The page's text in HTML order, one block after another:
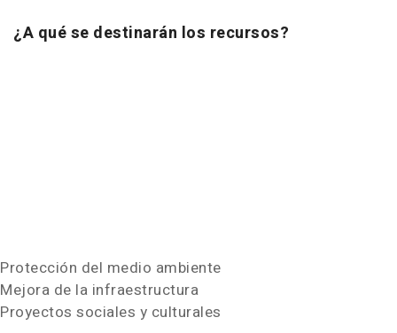
¿A qué se destinarán los recursos?
Protección del medio ambiente
Mejora de la infraestructura
Proyectos sociales y culturales